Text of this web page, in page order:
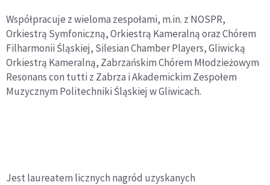
Współpracuje z wieloma zespołami, m.in. z NOSPR,
Orkiestrą Symfoniczną, Orkiestrą Kameralną oraz Chórem
Filharmonii Śląskiej, Silesian Chamber Players, Gliwicką
Orkiestrą Kameralną, Zabrzańskim Chórem Młodzieżowym
Resonans con tutti z Zabrza i Akademickim Zespołem
Muzycznym Politechniki Śląskiej w Gliwicach.
Jest laureatem licznych nagród uzyskanych